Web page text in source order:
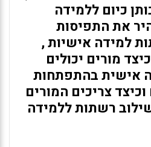
כיום ללמידה
את התפיסות
למידה אישיות ,
מורים יכולים
אישית בהתפתחות
צריכים המורים
רשתות ללמידה